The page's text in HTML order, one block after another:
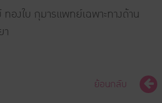
องใบ กุมารแพทย์เฉพาะทางด้าน
ย้อนกลับ